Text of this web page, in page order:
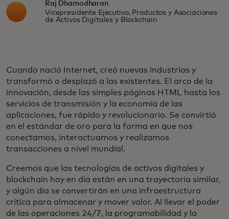
Raj Dhamodharan
Vicepresidente Ejecutivo, Productos y Asociaciones
de Activos Digitales y Blockchain
Cuando nació Internet, creó nuevas industrias y
transformó o desplazó a las existentes. El arco de la
innovación, desde las simples páginas HTML hasta los
servicios de transmisión y la economía de las
aplicaciones, fue rápido y revolucionario. Se convirtió
en el estándar de oro para la forma en que nos
conectamos, interactuamos y realizamos
transacciones a nivel mundial.
Creemos que las tecnologías de activos digitales y
blockchain hoy en día están en una trayectoria similar,
y algún día se convertirán en una infraestructura
crítica para almacenar y mover valor. Al llevar el poder
de las operaciones 24/7, la programabilidad y la